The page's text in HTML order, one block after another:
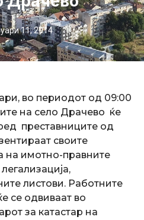
11, 2014
во периодот од 09:00
на село Драчево ќе
преставниците од
своите
на имотно-правните
листови. Работните
се одвиваат во
за катастар на